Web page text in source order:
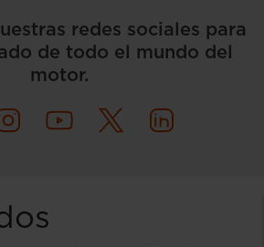
redes sociales para
de todo el mundo del
motor.